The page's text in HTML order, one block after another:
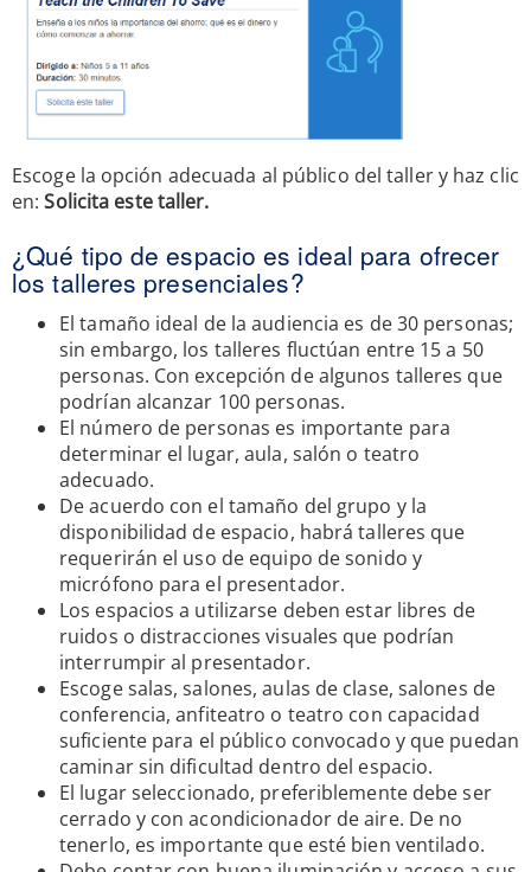
Escoge la opción adecuada al público del taller y haz clic
en:Solicita este taller.
¿Qué tipo de espacio es ideal para ofrecer
los talleres presenciales?
El tamaño ideal de la audiencia es de 30 personas;
sin embargo, los talleres fluctúan entre 15 a 50
personas. Con excepción de algunos talleres que
podrían alcanzar 100 personas.
El número de personas es importante para
determinar el lugar, aula, salón o teatro
adecuado.
De acuerdo con el tamaño del grupo y la
disponibilidad de espacio, habrá talleres que
requerirán el uso de equipo de sonido y
micrófono para el presentador.
Los espacios a utilizarse deben estar libres de
ruidos o distracciones visuales que podrían
interrumpir al presentador.
Escoge salas, salones, aulas de clase, salones de
conferencia, anfiteatro o teatro con capacidad
suficiente para el público convocado y que puedan
caminar sin dificultad dentro del espacio.
El lugar seleccionado, preferiblemente debe ser
cerrado y con acondicionador de aire. De no
tenerlo, es importante que esté bien ventilado.